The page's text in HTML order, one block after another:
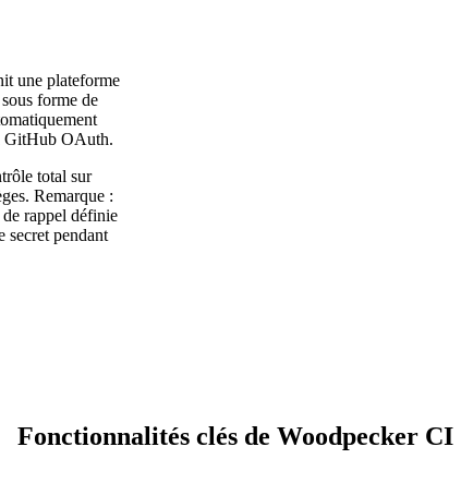
une plateforme
forme de
GitHub OAuth.
total sur
Remarque :
rappel définie
secret pendant
Fonctionnalités clés de Woodpecker CI